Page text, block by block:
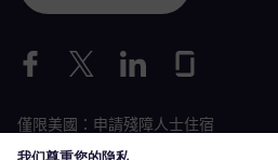
僅限美國：申請殘障人士住宿
勞動條件申請